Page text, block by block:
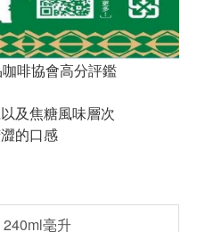
啡協會高分評鑑
及焦糖風味層次
的口感
240ml毫升